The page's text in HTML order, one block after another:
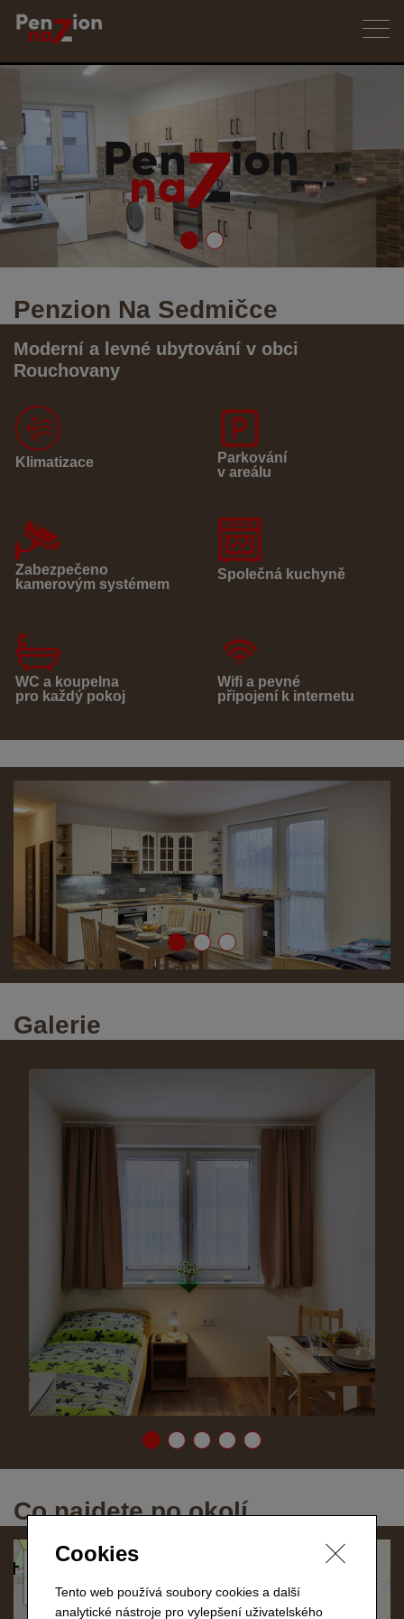
Cookies
Tento web používá soubory cookies a další
analytické nástroje pro vylepšení uživatelského
Penzion Na Sedmičce
Moderní a levné ubytování v obci
Rouchovany
Klimatizace
Parkování
v areálu
Zabezpečeno
kamerovým systémem
Společná kuchyně
WC a koupelna
pro každý pokoj
Wifi a pevné
připojení k internetu
Galerie
Co najdete po okolí